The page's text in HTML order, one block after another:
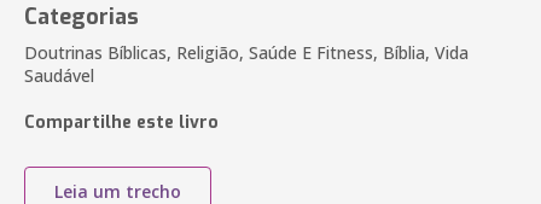
Categorias
Doutrinas Bíblicas, Religião, Saúde E Fitness, Bíblia, Vida
Saudável
Compartilhe este livro
Leia um trecho